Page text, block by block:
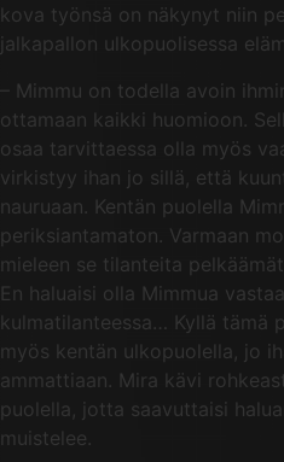
kova työnsä on näkynyt niin
jalkapallon ulkopuolisessa
– Mimmu on todella avoin
ottamaan kaikki huomioon.
osaa tarvittaessa olla myös
virkistyy ihan jo sillä, että
nauruaan. Kentän puolella
periksiantamaton. Varmaan
mieleen se tilanteita
En haluaisi olla Mimmua
kulmatilanteessa… Kyllä tämä
myös kentän ulkopuolella, jo
ammattiaan. Mira kävi
puolella, jotta saavuttaisi
muistelee.